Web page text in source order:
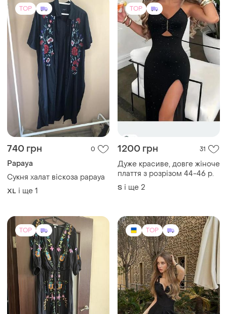
TOP
740 грн 0
Papaya
Сукня халат віскоза papaya
XL і ще 1
TOP
1200 грн 31
Дуже красиве, довге жіноче
плаття з розрізом 44-46 р.
S і ще 2
TOP TOP